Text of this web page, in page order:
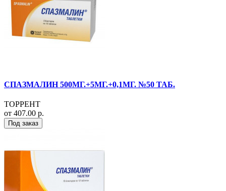
СПАЗМАЛИН 500МГ.+5МГ.+0,1МГ. №50 ТАБ.
ТОРРЕНТ
от 407.00 р.
Под заказ